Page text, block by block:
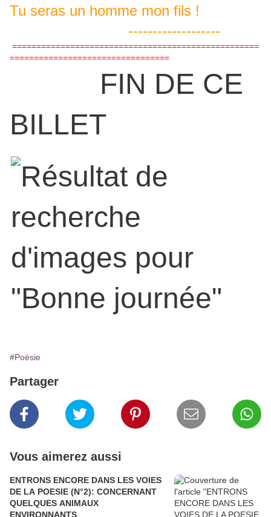
Tu seras un homme mon fils !
-------------------
===================================================
=================================
FIN DE CE
BILLET
#Poésie
Partager
Vous aimerez aussi
ENTRONS ENCORE DANS LES VOIES
DE LA POESIE (N°2): CONCERNANT
QUELQUES ANIMAUX
ENVIRONNANTS